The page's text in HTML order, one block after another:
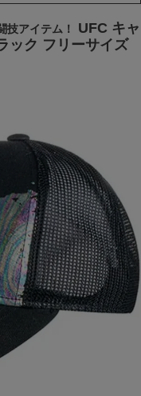
技アイテム！
UFC キャ
ック フリーサイズ